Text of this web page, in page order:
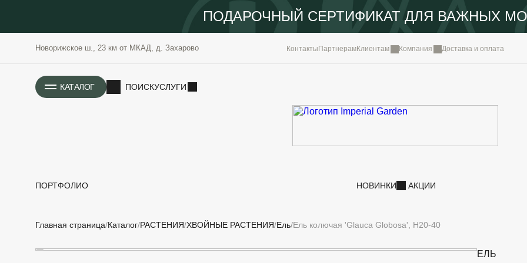
ПОДАРОЧНЫЙ СЕРТИФИКАТ ДЛЯ ВАЖНЫХ
Новорижское ш., 23 км от МКАД, д. Захарово Контакты ПартнерамКлиентам Компания Доставка и оплата
КАТАЛОГ ПОИСКУСЛУГИ
ПОРТФОЛИО НОВИНКИ АКЦИИ
РАСТЕНИЯ
ОЗЕЛЕНЕНИЕ
ИСТОРИЯ
Главная страница Каталог РАСТЕНИЯ ХВОЙНЫЕ РАСТЕНИЯ Ель Ель колючая 'Glauca Globosa', H20-40
ЕЛЬ